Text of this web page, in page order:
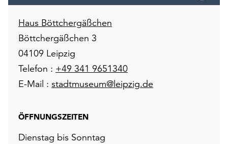
Haus Böttchergäßchen
Böttchergäßchen 3
04109 Leipzig
Telefon : +49 341 9651340
E-Mail : stadtmuseum@leipzig.de
ÖFFNUNGSZEITEN
Dienstag bis Sonntag